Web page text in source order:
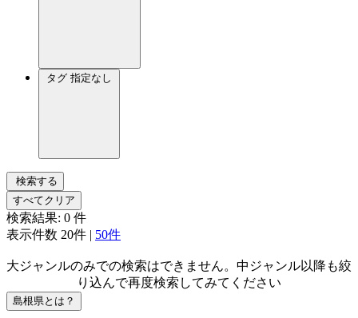
タグ 指定なし
検索する
すべてクリア
検索結果: 0 件
表示件数 20件 | 50件
大ジャンルのみでの検索はできません。中ジャンル以降も絞
り込んで再度検索してみてください
島根県とは？